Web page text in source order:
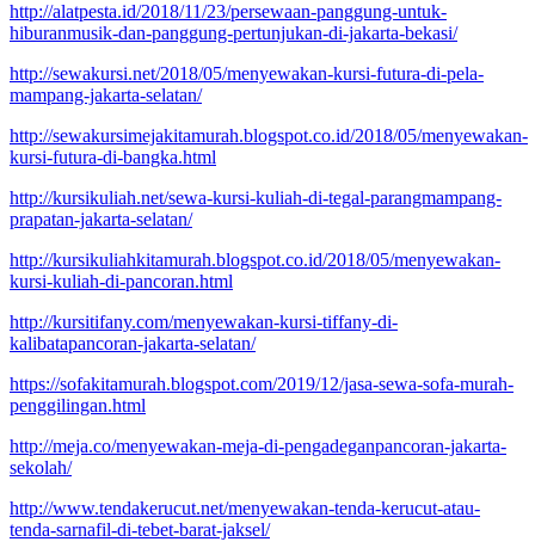
http://alatpesta.id/2018/11/23/persewaan-panggung-untuk-
hiburanmusik-dan-panggung-pertunjukan-di-jakarta-bekasi/
http://sewakursi.net/2018/05/menyewakan-kursi-futura-di-pela-
mampang-jakarta-selatan/
http://sewakursimejakitamurah.blogspot.co.id/2018/05/menyewakan-
kursi-futura-di-bangka.html
http://kursikuliah.net/sewa-kursi-kuliah-di-tegal-parangmampang-
prapatan-jakarta-selatan/
http://kursikuliahkitamurah.blogspot.co.id/2018/05/menyewakan-
kursi-kuliah-di-pancoran.html
http://kursitifany.com/menyewakan-kursi-tiffany-di-
kalibatapancoran-jakarta-selatan/
https://sofakitamurah.blogspot.com/2019/12/jasa-sewa-sofa-murah-
penggilingan.html
http://meja.co/menyewakan-meja-di-pengadeganpancoran-jakarta-
sekolah/
http://www.tendakerucut.net/menyewakan-tenda-kerucut-atau-
tenda-sarnafil-di-tebet-barat-jaksel/